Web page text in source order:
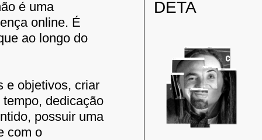
é uma
online. É
ao longo do
e objetivos, criar
dedicação
possuir uma
com o
DETA